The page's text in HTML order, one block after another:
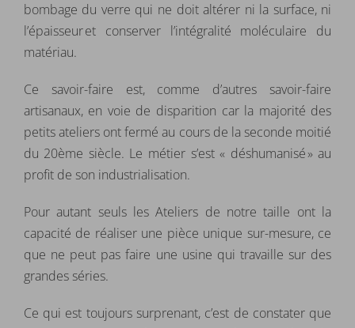
bombage du verre qui ne doit altérer ni la surface, ni
l’épaisseur et conserver l’intégralité moléculaire du
matériau.
Ce savoir-faire est, comme d’autres savoir-faire
artisanaux, en voie de disparition car la majorité des
petits ateliers ont fermé au cours de la seconde moitié
du 20ème siècle. Le métier s’est « déshumanisé » au
profit de son industrialisation.
Pour autant seuls les Ateliers de notre taille ont la
capacité de réaliser une pièce unique sur-mesure, ce
que ne peut pas faire une usine qui travaille sur des
grandes séries.
Ce qui est toujours surprenant, c’est de constater que